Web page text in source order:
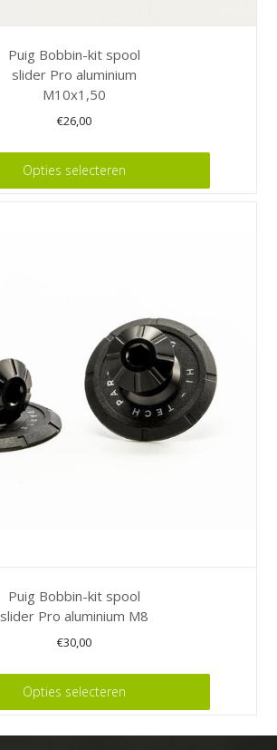
Puig Bobbin-kit spool
slider Pro aluminium
M10x1,50
€26,00
Opties selecteren
Puig Bobbin-kit spool
slider Pro aluminium M8
€30,00
Opties selecteren